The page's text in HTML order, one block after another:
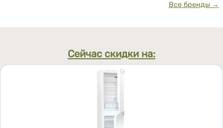
Все бренды →
Сейчас скидки на: